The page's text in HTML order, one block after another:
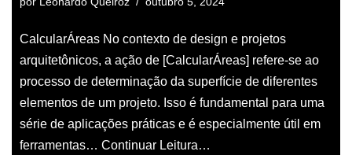
CalcularÁreas No contexto de design e projetos
arquitetônicos, a ação de [CalcularÁreas] refere-se ao
processo de determinação da superfície de diferentes
elementos de um projeto. Isso é fundamental para uma
série de aplicações práticas e é especialmente útil em
ferramentas… Continuar Leitura…